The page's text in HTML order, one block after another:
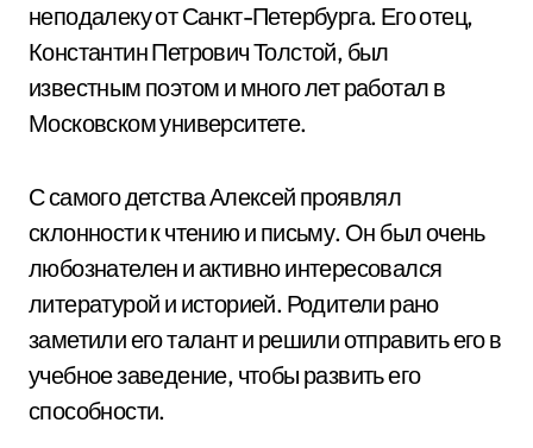
неподалеку от Санкт-Петербурга. Его отец,
Константин Петрович Толстой, был
известным поэтом и много лет работал в
Московском университете.
С самого детства Алексей проявлял
склонности к чтению и письму. Он был очень
любознателен и активно интересовался
литературой и историей. Родители рано
заметили его талант и решили отправить его в
учебное заведение, чтобы развить его
способности.